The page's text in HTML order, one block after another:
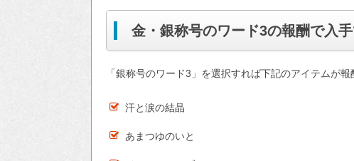
金・銀称号のワード3の報酬で入
「銀称号のワード3」を選択すれば下記のアイテムが
汗と涙の結晶
あまつゆのいと